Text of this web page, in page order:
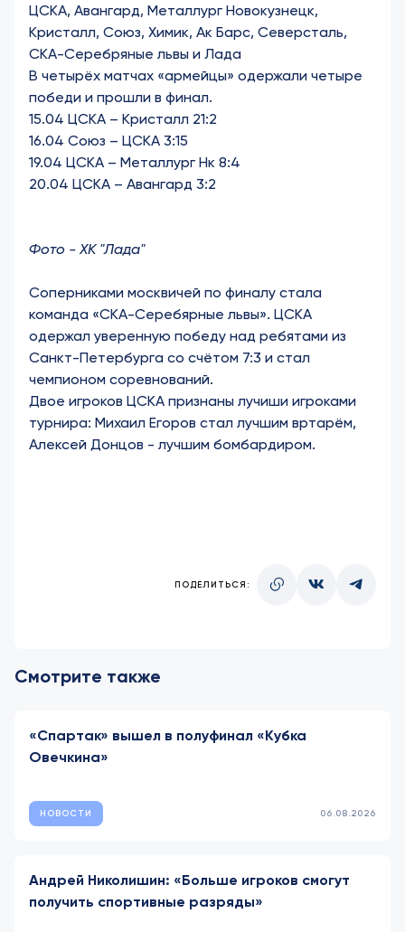
ЦСКА, Авангард, Металлург Новокузнецк,
Кристалл, Союз, Химик, Ак Барс, Северсталь,
СКА-Серебряные львы и Лада
В четырёх матчах «армейцы» одержали четыре
победи и прошли в финал.
15.04 ЦСКА – Кристалл 21:2
16.04 Союз – ЦСКА 3:15
19.04 ЦСКА – Металлург Нк 8:4
20.04 ЦСКА – Авангард 3:2
Фото - ХК "Лада"
Соперниками москвичей по финалу стала
команда «СКА-Серебярные львы». ЦСКА
одержал уверенную победу над ребятами из
Санкт-Петербурга со счётом 7:3 и стал
чемпионом соревнований.
Двое игроков ЦСКА признаны лучиши игроками
турнира: Михаил Егоров стал лучшим вртарём,
Алексей Донцов - лучшим бомбардиром.
ПОДЕЛИТЬСЯ:
Смотрите также
«Спартак» вышел в полуфинал «Кубка
Овечкина»
НОВОСТИ 06.08.2026
Андрей Николишин: «Больше игроков смогут
получить спортивные разряды»